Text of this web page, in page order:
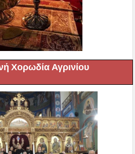
Χορωδία Αγρινίου